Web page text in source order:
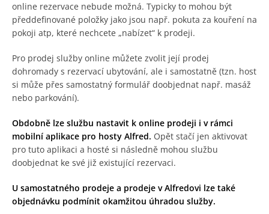
online rezervace nebude možná. Typicky to mohou být
předdefinované položky jako jsou např. pokuta za kouření na
pokoji atp, které nechcete „nabízet“ k prodeji.
Pro prodej služby online můžete zvolit její prodej
dohromady s rezervací ubytování, ale i samostatně (tzn. host
si může přes samostatný formulář doobjednat např. masáž
nebo parkování).
Obdobně lze službu nastavit k online prodeji i v rámci
mobilní aplikace pro hosty Alfred. Opět stačí jen aktivovat
pro tuto aplikaci a hosté si následně mohou službu
doobjednat ke své již existující rezervaci.
U samostatného prodeje a prodeje v Alfredovi lze také
objednávku podmínit okamžitou úhradou služby.